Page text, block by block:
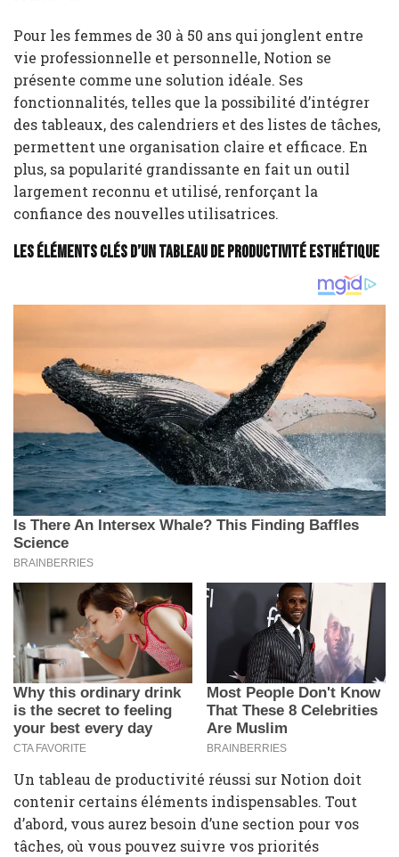
Pour les femmes de 30 à 50 ans qui jonglent entre
vie professionnelle et personnelle, Notion se
présente comme une solution idéale. Ses
fonctionnalités, telles que la possibilité d’intégrer
des tableaux, des calendriers et des listes de tâches,
permettent une organisation claire et efficace. En
plus, sa popularité grandissante en fait un outil
largement reconnu et utilisé, renforçant la
confiance des nouvelles utilisatrices.
Les éléments clés d’un tableau de productivité esthétique
Un tableau de productivité réussi sur Notion doit
contenir certains éléments indispensables. Tout
d’abord, vous aurez besoin d’une section pour vos
tâches, où vous pouvez suivre vos priorités